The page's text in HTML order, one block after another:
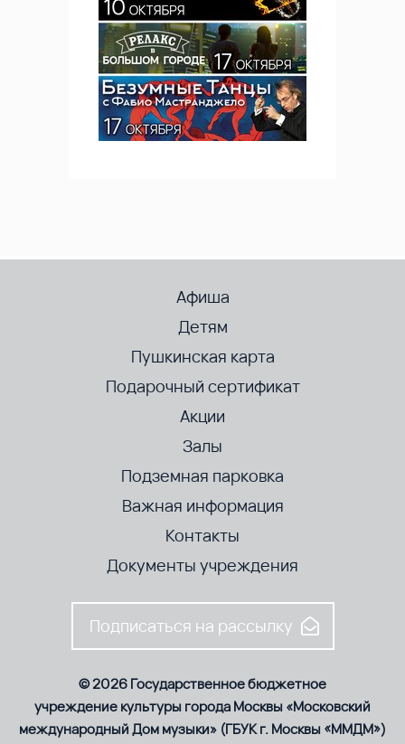
Афиша
Детям
Пушкинская карта
Подарочный сертификат
Акции
Залы
Подземная парковка
Важная информация
Контакты
Документы учреждения
Подписаться на рассылку
© 2026 Государственное бюджетное
учреждение культуры города Москвы «Московский
международный Дом музыки» (ГБУК г. Москвы «ММДМ»)